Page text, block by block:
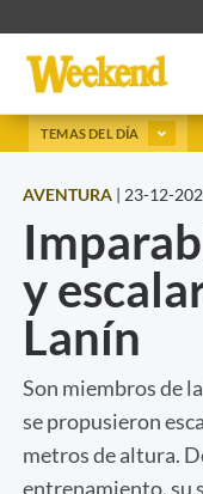
TEMAS DEL DÍA
AVENTURA | 23-12-
y
Lanín
Son miembros de
se propusieron
metros de altura.
entrenamiento, su